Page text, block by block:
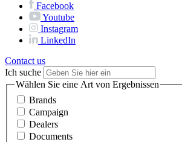
Facebook
Youtube
Instagram
LinkedIn
Contact us
Ich suche
Wählen Sie eine Art von Ergebnissen
Brands
Campaign
Dealers
Documents